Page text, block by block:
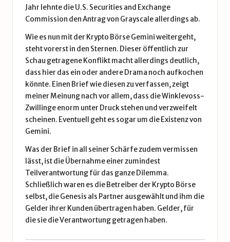
Jahr lehnte die U.S. Securities and Exchange
Commission den Antrag von Grayscale allerdings ab.
Wie es nun mit der Krypto Börse Gemini weitergeht,
steht vorerst in den Sternen. Dieser öffentlich zur
Schau getragene Konflikt macht allerdings deutlich,
dass hier das ein oder andere Drama noch aufkochen
könnte. Einen Brief wie diesen zu verfassen, zeigt
meiner Meinung nach vor allem, dass die Winklevoss-
Zwillinge enorm unter Druck stehen und verzweifelt
scheinen. Eventuell geht es sogar um die Existenz von
Gemini.
Was der Brief in all seiner Schärfe zudem vermissen
lässt, ist die Übernahme einer zumindest
Teilverantwortung für das ganze Dilemma.
Schließlich waren es die Betreiber der Krypto Börse
selbst, die Genesis als Partner ausgewählt und ihm die
Gelder ihrer Kunden übertragen haben. Gelder, für
die sie die Verantwortung getragen haben.